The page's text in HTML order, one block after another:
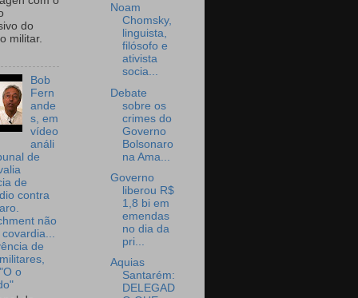
do
militar.
Bob
Fern
ande
s, em
vídeo
análi
de
de
contra
não
de
o
Noam
Chomsky,
linguista,
filósofo e
ativista
socia...
Debate
sobre os
crimes do
Governo
Bolsonaro
na Ama...
Governo
liberou R$
1,8 bi em
emendas
no dia da
pri...
Aquias
Santarém:
DELEGAD